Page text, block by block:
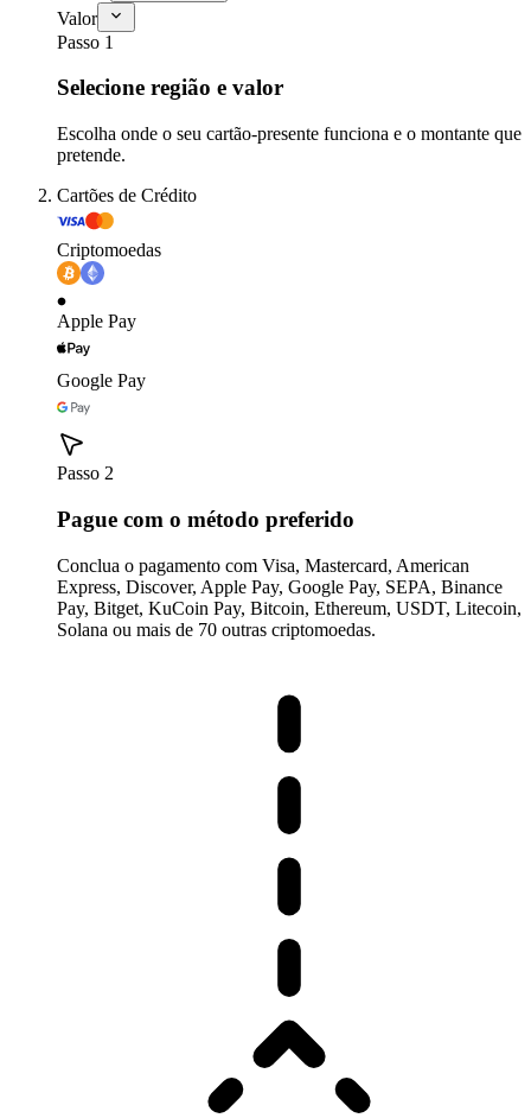
Valor
Passo 1
Selecione região e valor
Escolha onde o seu cartão-presente funciona e o montante que
pretende.
Cartões de Crédito
Criptomoedas
Apple Pay
Google Pay
Passo 2
Pague com o método preferido
Conclua o pagamento com Visa, Mastercard, American
Express, Discover, Apple Pay, Google Pay, SEPA, Binance
Pay, Bitget, KuCoin Pay, Bitcoin, Ethereum, USDT, Litecoin,
Solana ou mais de 70 outras criptomoedas.